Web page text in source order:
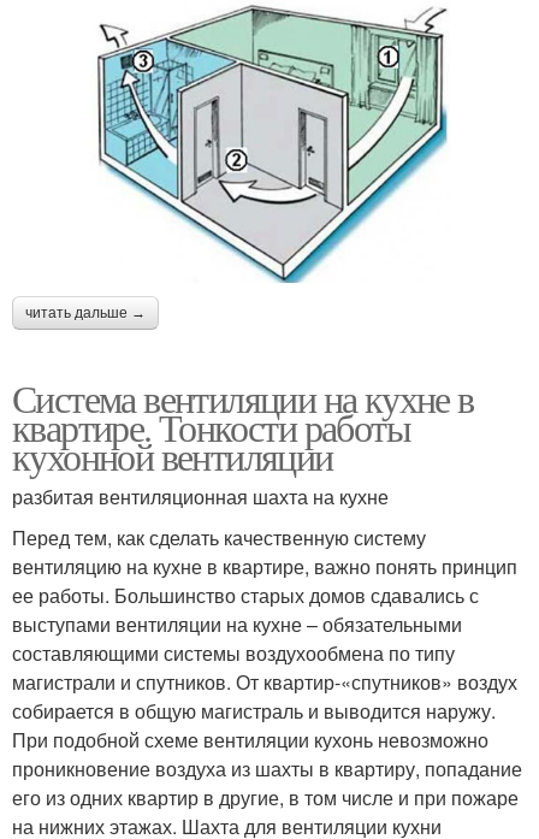
читать дальше →
Система вентиляции на кухне в
квартире. Тонкости работы
кухонной вентиляции
разбитая вентиляционная шахта на кухне
Перед тем, как сделать качественную систему
вентиляцию на кухне в квартире, важно понять принцип
ее работы. Большинство старых домов сдавались с
выступами вентиляции на кухне – обязательными
составляющими системы воздухообмена по типу
магистрали и спутников. От квартир-«спутников» воздух
собирается в общую магистраль и выводится наружу.
При подобной схеме вентиляции кухонь невозможно
проникновение воздуха из шахты в квартиру, попадание
его из одних квартир в другие, в том числе и при пожаре
на нижних этажах. Шахта для вентиляции кухни